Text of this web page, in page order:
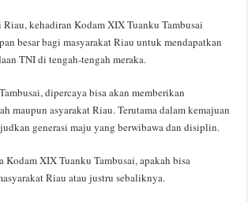
kehadiran Kodam XIX Tuanku Tambusai
besar bagi masyarakat Riau untuk mendapatkan
TNI di tengah-tengah meraka.
dipercaya bisa akan memberikan
maupun asyarakat Riau. Terutama dalam kemajuan
generasi maju yang berwibawa dan disiplin.
Kodam XIX Tuanku Tambusai, apakah bisa
Riau atau justru sebaliknya.